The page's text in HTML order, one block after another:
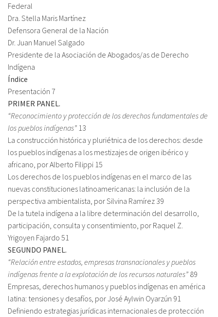
Federal
Dra. Stella Maris Martínez
Defensora General de la Nación
Dr. Juan Manuel Salgado
Presidente de la Asociación de Abogados/as de Derecho
Indígena
Índice
Presentación 7
PRIMER PANEL.
“Reconocimiento y protección de los derechos fundamentales de
los pueblos indígenas” 13
La construcción histórica y pluriétnica de los derechos: desde
los pueblos indígenas a los mestizajes de origen ibérico y
africano, por Alberto Filippi 15
Los derechos de los pueblos indígenas en el marco de las
nuevas constituciones latinoamericanas: la inclusión de la
perspectiva ambientalista, por Silvina Ramírez 39
De la tutela indígena a la libre determinación del desarrollo,
participación, consulta y consentimiento, por Raquel Z.
Yrigoyen Fajardo 51
SEGUNDO PANEL.
“Relación entre estados, empresas transnacionales y pueblos
indígenas frente a la explotación de los recursos naturales” 89
Empresas, derechos humanos y pueblos indígenas en américa
latina: tensiones y desafíos, por José Aylwin Oyarzún 91
Definiendo estrategias jurídicas internacionales de protección